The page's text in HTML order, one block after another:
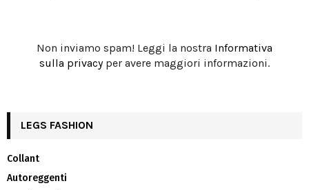
Non inviamo spam! Leggi la nostra Informativa
sulla privacyper avere maggiori informazioni.
LEGS FASHION
Collant
Autoreggenti